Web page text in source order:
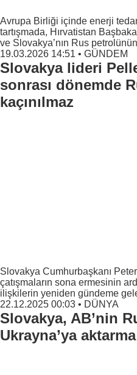
Avrupa Birliği içinde enerji
tartışmada, Hırvatistan
ve Slovakya’nın Rus
19.03.2026 14:51 • GÜNDEM
Slovakya lideri
sonrası dönemde
kaçınılmaz
Slovakya Cumhurbaşkanı
çatışmaların sona ermesinin
ilişkilerin yeniden gündeme
22.12.2025 00:03 • DÜNYA
Slovakya, AB’nin
Ukrayna’ya